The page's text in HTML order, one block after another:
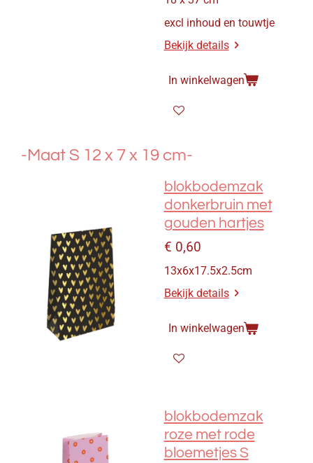
excl inhoud en touwtje
Bekijk details
In winkelwagen
-Maat S 12 x 7 x 19 cm-
blokbodemzak
donkerbruin met
gouden hartjes
€ 0,60
13x6x17.5x2.5cm
Bekijk details
In winkelwagen
blokbodemzak
roze met rode
bloemetjes S